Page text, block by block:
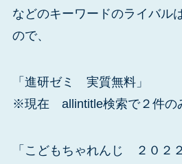
などのキーワードのライバル
ので、
「進研ゼミ 実質無料」
※現在 allintitle検索で２件の
「こどもちゃれんじ ２０